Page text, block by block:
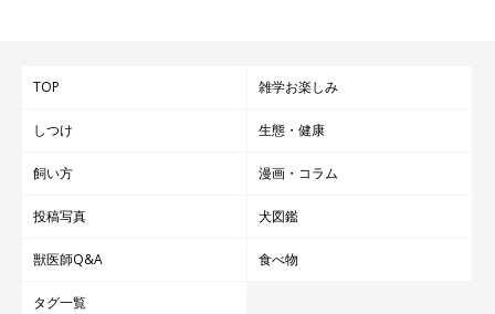
TOP 雑学お楽しみ
しつけ 生態・健康
飼い方 漫画・コラム
投稿写真 犬図鑑
獣医師Q&A 食べ物
タグ一覧